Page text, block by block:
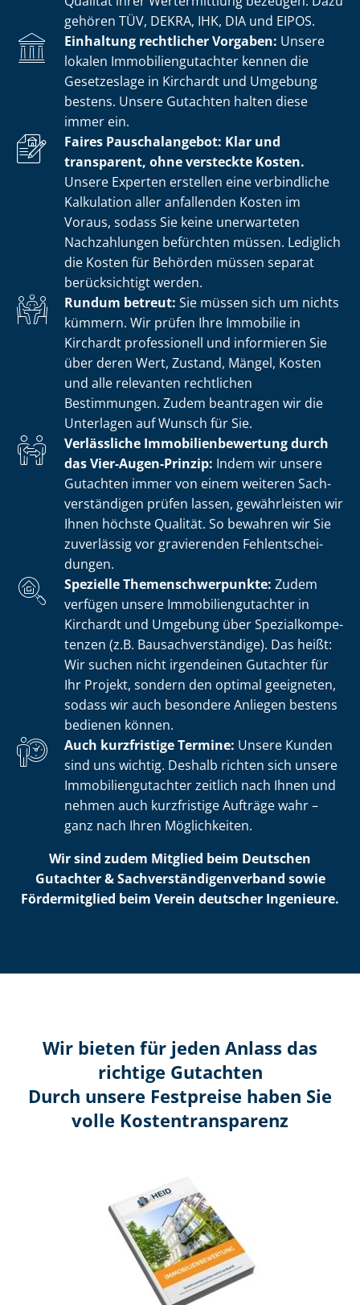
gehören TÜV, DEKRA, IHK, DIA und EIPOS.
Einhaltung rechtlicher Vorgaben: Unsere
lokalen Im­mo­bi­li­en­gut­ach­ter kennen die
Gesetzeslage in Kirchardt und Umgebung
bestens. Unsere Gutachten halten diese
immer ein.
Faires Pauschalangebot: Klar und
transparent, ohne versteckte Kosten.
Unsere Experten erstellen eine verbindliche
Kalkulation aller anfallenden Kosten im
Voraus, sodass Sie keine unerwarteten
Nachzahlungen befürchten müssen. Lediglich
die Kosten für Behörden müssen separat
berücksichtigt werden.
Rundum betreut: Sie müssen sich um nichts
kümmern. Wir prüfen Ihre Immobilie in
Kirchardt professionell und informieren Sie
über deren Wert, Zustand, Mängel, Kosten
und alle relevanten rechtlichen
Bestimmungen. Zudem beantragen wir die
Unterlagen auf Wunsch für Sie.
Verlässliche Im­mo­bi­li­en­be­wer­tung durch
das Vier-Augen-Prinzip: Indem wir unsere
Gutachten immer von einem weiteren Sach­
ver­stän­di­gen prüfen lassen, gewährleisten wir
Ihnen höchste Qualität. So bewahren wir Sie
zuverlässig vor gravierenden Fehl­ent­schei­
dun­gen.
Spezielle The­men­schwer­punk­te: Zudem
verfügen unsere Im­mo­bi­li­en­gut­ach­ter in
Kirchardt und Umgebung über Spe­zi­al­kom­pe­
ten­zen (z.B. Bau­sach­ver­stän­di­ge). Das heißt:
Wir suchen nicht irgendeinen Gutachter für
Ihr Projekt, sondern den optimal geeigneten,
sodass wir auch besondere Anliegen bestens
bedienen können.
Auch kurzfristige Termine: Unsere Kunden
sind uns wichtig. Deshalb richten sich unsere
Im­mo­bi­li­en­gut­ach­ter zeitlich nach Ihnen und
nehmen auch kurzfristige Aufträge wahr –
ganz nach Ihren Möglichkeiten.
Wir sind zudem Mitglied beim Deutschen
Gutachter & Sach­ver­stän­di­gen­ver­band sowie
Fördermitglied beim Verein deutscher Ingenieure.
Wir bieten für jeden Anlass das
richtige Gutachten
Durch unsere Festpreise haben Sie
volle Kosten­transparenz